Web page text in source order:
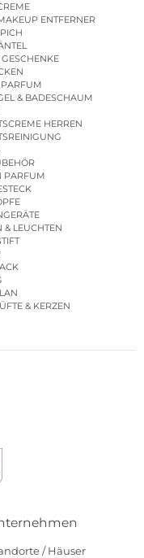
ENTFERNER
& BADESCHAUM
HERREN
PARFUM
& LEUCHTEN
& KERZEN
/ Häuser